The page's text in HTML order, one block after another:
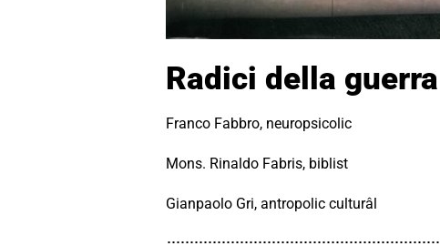
Radici della guerra
Franco Fabbro, neuropsicolic
Mons. Rinaldo Fabris, biblist
Gianpaolo Gri, antropolic culturâl